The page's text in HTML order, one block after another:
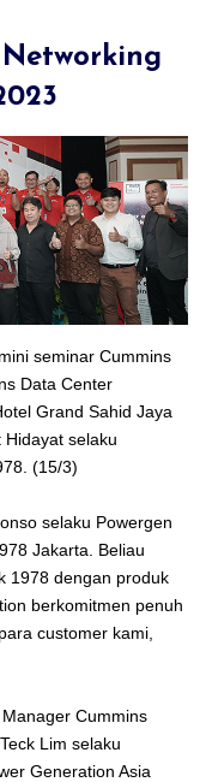
seminar Cummins
Data Center
Grand Sahid Jaya
selaku
(15/3)
selaku Powergen
Jakarta. Beliau
1978 dengan produk
berkomitmen penuh
customer kami,
Cummins
Lim selaku
Generation Asia